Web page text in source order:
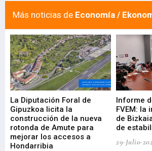
Más noticias de Economía /
La Diputación Foral de
Gipuzkoa licita la
construcción de la nueva
rotonda de Amute para
mejorar los accesos a
Hondarribia
Informe
FVEM: la
de
de
29-Julio-